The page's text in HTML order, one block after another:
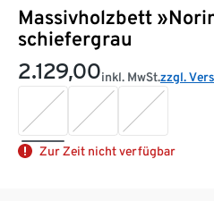
Massivholzbett
schiefergrau
2.129,00inkl. MwSt.zzgl.
Zur Zeit nicht verfügbar